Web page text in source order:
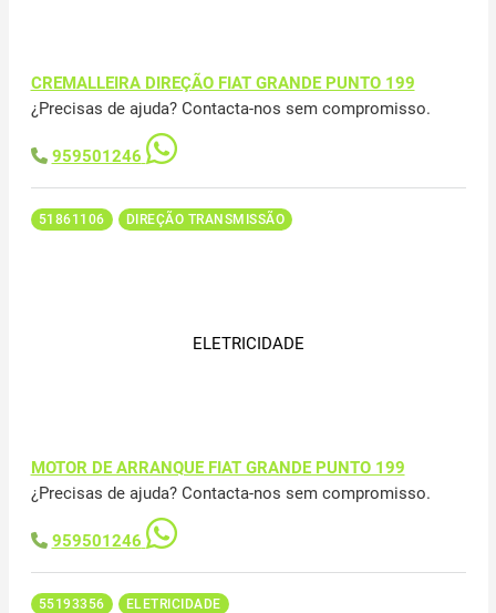
CREMALLEIRA DIREÇÃO FIAT GRANDE PUNTO 199
¿Precisas de ajuda? Contacta-nos sem compromisso.
959501246
51861106 DIREÇÃO TRANSMISSÃO
ELETRICIDADE
MOTOR DE ARRANQUE FIAT GRANDE PUNTO 199
¿Precisas de ajuda? Contacta-nos sem compromisso.
959501246
55193356 ELETRICIDADE